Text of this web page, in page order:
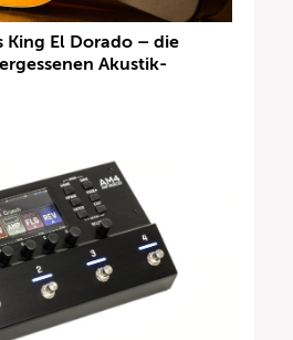
King El Dorado – die
Akustik-